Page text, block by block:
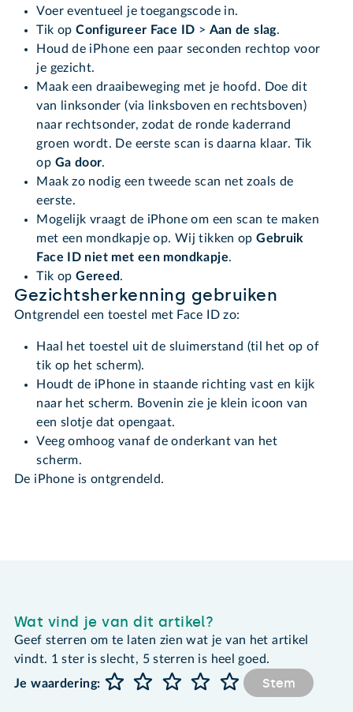
Voer eventueel je toegangscode in.
Tik opConfigureer Face ID > Aan de slag.
Houd de iPhone een paar seconden rechtop voor
je gezicht.
Maak een draaibeweging met je hoofd. Doe dit
van linksonder (via linksboven en rechtsboven)
naar rechtsonder, zodat de ronde kaderrand
groen wordt. De eerste scan is daarna klaar. Tik
op Ga door.
Maak zo nodig een tweede scan net zoals de
eerste.
Mogelijk vraagt de iPhone om een scan te maken
met een mondkapje op. Wij tikken opGebruik
Face ID niet met een mondkapje.
Tik opGereed.
Gezichtsherkenning gebruiken
Ontgrendel een toestel met Face ID zo:
Haal het toestel uit de sluimerstand (til het op of
tik op het scherm).
Houdt de iPhone in staande richting vast en kijk
naar het scherm. Bovenin zie je klein icoon van
een slotje dat opengaat.
Veeg omhoog vanaf de onderkant van het
scherm.
De iPhone is ontgrendeld.
Wat vind je van dit artikel?
Geef sterren om te laten zien wat je van het artikel
vindt. 1 ster is slecht, 5 sterren is heel goed.
Je waardering:
Stem